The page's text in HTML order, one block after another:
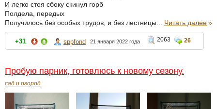
И легко стоя сбоку скинул горб
Полдела, передых
Получилось без особых трудов, и без лестницы... Читать далее»
+31 sppfond 21 января 2022 года 2063 26
Пробую парник, готовлюсь к новому сезону.
сад и огород